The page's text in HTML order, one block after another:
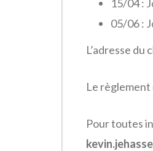
15/04 :
05/06 :
L’adresse du
Le
Pour toutes